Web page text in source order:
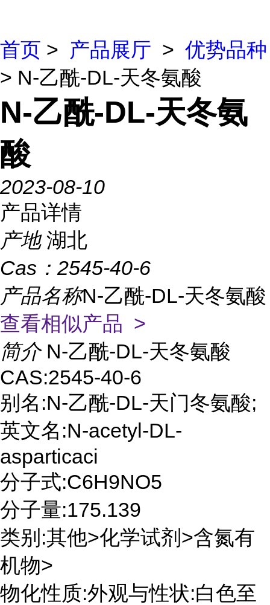
首页 > 产品展厅 > 优势品种
> N-乙酰-DL-天冬氨酸
N-乙酰-DL-天冬氨
酸
2023-08-10
产品详情
产地 湖北
Cas： 2545-40-6
产品名称N-乙酰-DL-天冬氨酸
查看相似产品 >
简介 N-乙酰-DL-天冬氨酸
CAS:2545-40-6
别名:N-乙酰-DL-天门冬氨酸;
英文名:N-acetyl-DL-
asparticaci
分子式:C6H9NO5
分子量:175.139
类别:其他>化学试剂>含氮有
机物>
物化性质:外观与性状:白色至